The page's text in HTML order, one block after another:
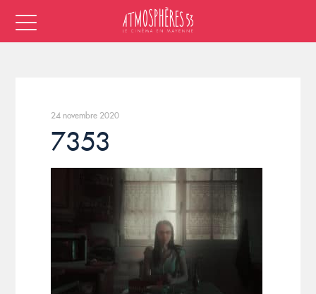
24 novembre 2020
7353